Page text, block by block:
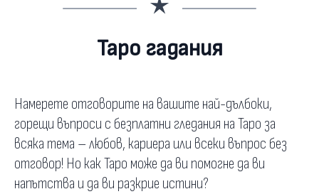
Таро гадания
Намерете отговорите на вашите най-дълбоки,
горещи въпроси с безплатни гледания на Таро за
всяка тема – любов, кариера или всеки въпрос без
отговор! Но как Таро може да ви помогне да ви
напътства и да ви разкрие истини?